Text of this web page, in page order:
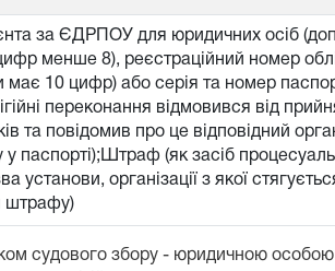
за ЄДРПОУ для юридичних осіб
менше 8), реєстраційний номер
має 10 цифр) або серія та номер
переконання відмовився від
та повідомив про це відповідний
у паспорті);Штраф (як засіб
установи, організації з якої
штрафу)
судового збору - юридичною